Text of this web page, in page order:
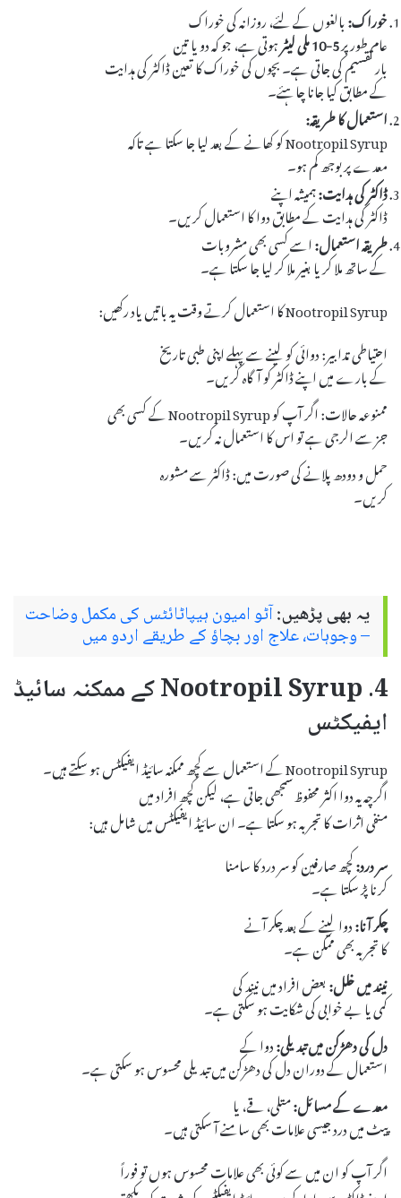
خوراک:بالغوں کے لئے، روزانہ کی خوراک
عام طور پر5-10 ملی لیٹر ہوتی ہے، جو کہ دو یا تین
بار تقسیم کی جاتی ہے۔ بچوں کی خوراک کا تعین ڈاکٹر کی ہدایت
کے مطابق کیا جانا چاہئے۔
استعمال کا طریقہ:
Nootropil Syrup کو کھانے کے بعد لیا جا سکتا ہے تاکہ
معدے پر بوجھ کم ہو۔
ڈاکٹر کی ہدایت:ہمیشہ اپنے
ڈاکٹر کی ہدایت کے مطابق دوا کا استعمال کریں۔
طریقہ استعمال:اسے کسی بھی مشروبات
کے ساتھ ملا کر یا بغیر ملا کر لیا جا سکتا ہے۔
Nootropil Syrup کا استعمال کرتے وقت یہ باتیں یاد رکھیں:
احتیاطی تدابیر: دوائی کو لینے سے پہلے اپنی طبی تاریخ
کے بارے میں اپنے ڈاکٹر کو آگاہ کریں۔
ممنوعہ حالات: اگر آپ کو Nootropil Syrup کے کسی بھی
جز سے الرجی ہے تو اس کا استعمال نہ کریں۔
حمل و دودھ پلانے کی صورت میں: ڈاکٹر سے مشورہ
کریں۔
یہ بھی پڑھیں:آٹو امیون ہیپاٹائٹس کی مکمل وضاحت
– وجوہات، علاج اور بچاؤ کے طریقے اردو میں
4. Nootropil Syrup کے ممکنہ سائیڈ
ایفیکٹس
Nootropil Syrup کے استعمال سے کچھ ممکنہ سائیڈ ایفیکٹس ہو سکتے ہیں۔
اگرچہ یہ دوا اکثر محفوظ سمجھی جاتی ہے، لیکن کچھ افراد میں
منفی اثرات کا تجربہ ہو سکتا ہے۔ ان سائیڈ ایفیکٹس میں شامل ہیں:
سر درد:کچھ صارفین کو سر درد کا سامنا
کرنا پڑ سکتا ہے۔
چکر آنا:دوا لینے کے بعد چکر آنے
کا تجربہ بھی ممکن ہے۔
نیند میں خلل:بعض افراد میں نیند کی
کمی یا بے خوابی کی شکایت ہو سکتی ہے۔
دل کی دھڑکن میں تبدیلی:دوا کے
استعمال کے دوران دل کی دھڑکن میں تبدیلی محسوس ہو سکتی ہے۔
معدے کے مسائل:متلی، قے، یا
پیٹ میں درد جیسی علامات بھی سامنے آ سکتی ہیں۔
اگر آپ کو ان میں سے کوئی بھی علامات محسوس ہوں تو فوراً